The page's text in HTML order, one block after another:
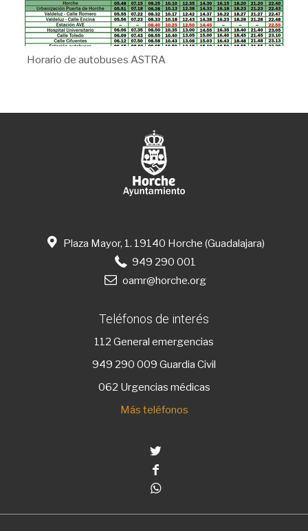
Horario de autobuses ASTRA
Plaza Mayor, 1. 19140 Horche (Guadalajara)
949 290 001
oamr@horche.org
Teléfonos de interés
112 General emergencias
949 290 009 Guardia Civil
062 Urgencias médicas
Más teléfonos